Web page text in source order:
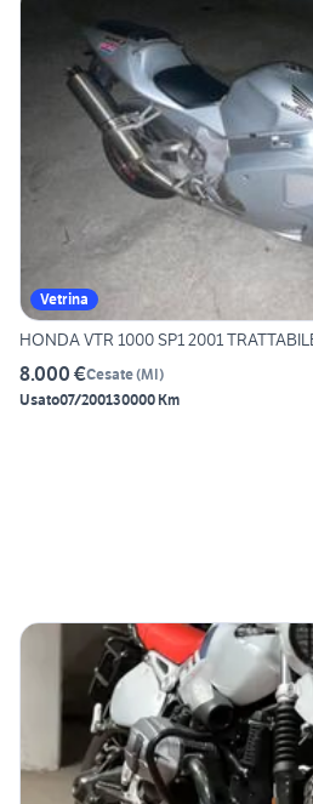
Vetrina
HONDA VTR 1000 SP1 2001
8.000 €Cesate(MI)
Usato07/200130000 Km